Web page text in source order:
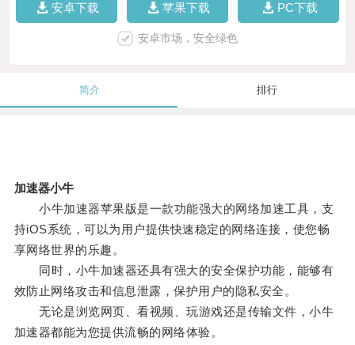
安卓下载 苹果下载 PC下载
安卓市场，安全绿色
简介 排行
加速器小牛
小牛加速器苹果版是一款功能强大的网络加速工具，支
持iOS系统，可以为用户提供快速稳定的网络连接，使您畅
享网络世界的乐趣。
同时，小牛加速器还具有强大的安全保护功能，能够有
效防止网络攻击和信息泄露，保护用户的隐私安全。
无论是浏览网页、看视频、玩游戏还是传输文件，小牛
加速器都能为您提供流畅的网络体验。